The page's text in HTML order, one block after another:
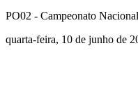
PO02 - Campeonato
quarta-feira, 10 de junho de